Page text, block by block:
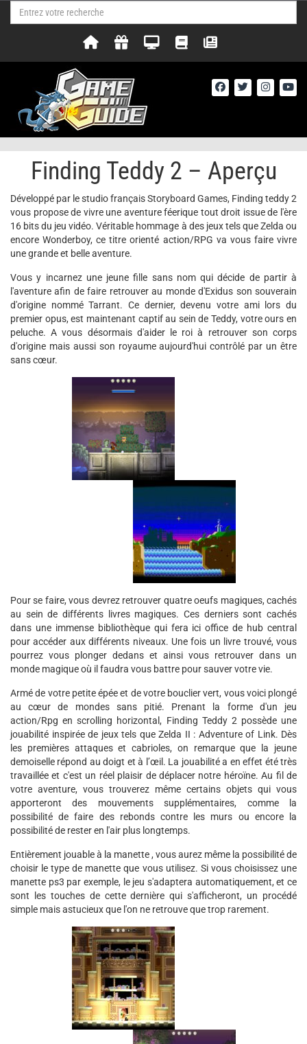
Finding Teddy 2 – Aperçu
Développé par le studio français Storyboard Games, Finding teddy 2
vous propose de vivre une aventure féerique tout droit issue de l'ère
16 bits du jeu vidéo. Véritable hommage à des jeux tels que Zelda ou
encore Wonderboy, ce titre orienté action/RPG va vous faire vivre
une grande et belle aventure.
Vous y incarnez une jeune fille sans nom qui décide de partir à
l'aventure afin de faire retrouver au monde d'Exidus son souverain
d'origine nommé Tarrant. Ce dernier, devenu votre ami lors du
premier opus, est maintenant captif au sein de Teddy, votre ours en
peluche. A vous désormais d'aider le roi à retrouver son corps
d'origine mais aussi son royaume aujourd'hui contrôlé par un être
sans cœur.
Pour se faire, vous devrez retrouver quatre oeufs magiques, cachés
au sein de différents livres magiques. Ces derniers sont cachés
dans une immense bibliothèque qui fera ici office de hub central
pour accéder aux différents niveaux. Une fois un livre trouvé, vous
pourrez vous plonger dedans et ainsi vous retrouver dans un
monde magique où il faudra vous battre pour sauver votre vie.
Armé de votre petite épée et de votre bouclier vert, vous voici plongé
au cœur de mondes sans pitié. Prenant la forme d'un jeu
action/Rpg en scrolling horizontal, Finding Teddy 2 possède une
jouabilité inspirée de jeux tels que Zelda II : Adventure of Link. Dès
les premières attaques et cabrioles, on remarque que la jeune
demoiselle répond au doigt et à l’œil. La jouabilité a en effet été très
travaillée et c'est un réel plaisir de déplacer notre héroïne. Au fil de
votre aventure, vous trouverez même certains objets qui vous
apporteront des mouvements supplémentaires, comme la
possibilité de faire des rebonds contre les murs ou encore la
possibilité de rester en l'air plus longtemps.
Entièrement jouable à la manette , vous aurez même la possibilité de
choisir le type de manette que vous utilisez. Si vous choisissez une
manette ps3 par exemple, le jeu s'adaptera automatiquement, et ce
sont les touches de cette dernière qui s'afficheront, un procédé
simple mais astucieux que l'on ne retrouve que trop rarement.